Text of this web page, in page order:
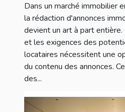
Dans un marché immobilier
la rédaction d'annonces
devient un art à part entière.
et les exigences des
locataires nécessitent une
du contenu des annonces.
des...